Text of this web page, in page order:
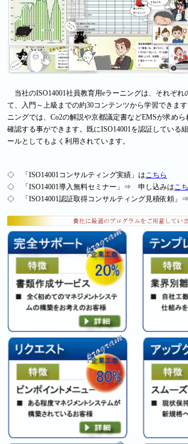
当社のISO14001社員教育用eラーニングは、それぞれ
て、入門～上級までの約30コンテンツから学習できます
ニングでは、Co2の解説や京都議定書などEMSが求め
確認する事ができます。既にISO14001を認証している
ールとしてもよく利用されています。
◇ 「ISO14001コンサルティング実績」はこちら
◇ 「ISO14001導入無料セミナー」⇒ 申し込みはこ
◇ 「ISO14001認証取得コンサルティング見積依頼